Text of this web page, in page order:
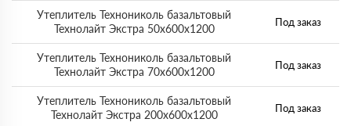
Утеплитель Технониколь базальтовый
Технолайт Экстра 50х600х1200
Под заказ
Утеплитель Технониколь базальтовый
Технолайт Экстра 70х600х1200
Под заказ
Утеплитель Технониколь базальтовый
Технолайт Экстра 200х600х1200
Под заказ